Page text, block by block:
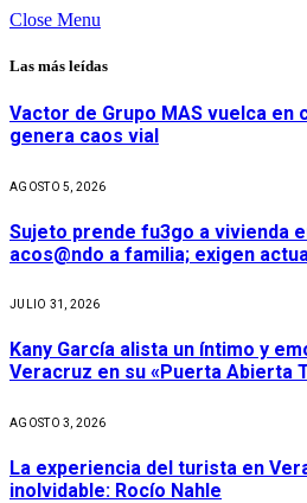
Close Menu
Las más leídas
Vactor de Grupo MAS vuelca en
genera caos vial
AGOSTO 5, 2026
Sujeto prende fu3go a vivienda
acos@ndo a familia; exigen
JULIO 31, 2026
Kany García alista un íntimo y
Veracruz en su «Puerta Abierta
AGOSTO 3, 2026
La experiencia del turista en
inolvidable: Rocío Nahle